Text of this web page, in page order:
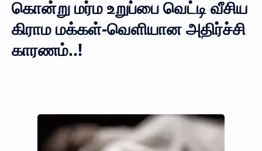
கொன்று மர்ம உறுப்பை வெட்டி வீசிய
கிராம மக்கள்-வெளியான அதிர்ச்சி
காரணம்..!